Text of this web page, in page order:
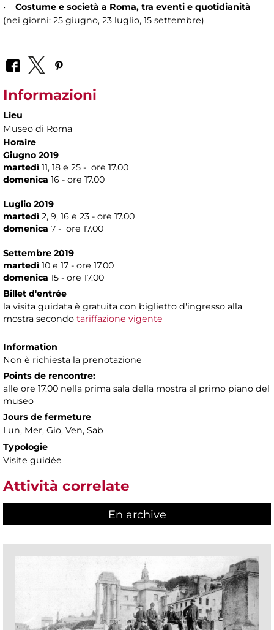
• Costume e società a Roma, tra eventi e quotidianità
(nei giorni: 25 giugno, 23 luglio, 15 settembre)
Informazioni
Lieu
Museo di Roma
Horaire
Giugno 2019
martedì 11, 18 e 25 - ore 17.00
domenica 16 - ore 17.00
Luglio 2019
martedì 2, 9, 16 e 23 - ore 17.00
domenica 7 - ore 17.00
Settembre 2019
martedì 10 e 17 - ore 17.00
domenica 15 - ore 17.00
Billet d'entrée
la visita guidata è gratuita con biglietto d'ingresso alla
mostra secondo tariffazione vigente
Information
Non è richiesta la prenotazione
Points de rencontre:
alle ore 17.00 nella prima sala della mostra al primo piano del
museo
Jours de fermeture
Lun, Mer, Gio, Ven, Sab
Typologie
Visite guidée
Attività correlate
En archive